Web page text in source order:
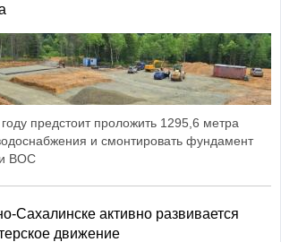
предстоит проложить 1295,6 метра
и смонтировать фундамент
ВОС
Сахалинске активно развивается
движение